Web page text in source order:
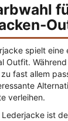
spielt eine
Outfit.
fast allem
verleihen.
ist